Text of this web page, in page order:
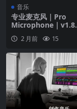
弹奏经典
创意和作品效果
缩器
通过各式各
响来播放声
音乐
专业麦克风｜Pro
Microphone｜
2 月前 15